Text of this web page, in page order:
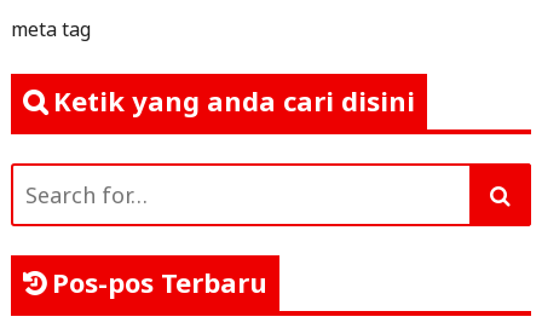
meta tag
Ketik yang anda cari disini
for:
Pos-pos Terbaru